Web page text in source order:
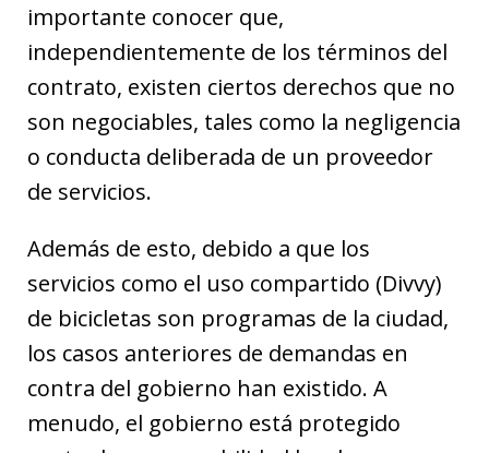
importante conocer que,
independientemente de los términos del
contrato, existen ciertos derechos que no
son negociables, tales como la negligencia
o conducta deliberada de un proveedor
de servicios.
Además de esto, debido a que los
servicios como el uso compartido (Divvy)
de bicicletas son programas de la ciudad,
los casos anteriores de demandas en
contra del gobierno han existido. A
menudo, el gobierno está protegido